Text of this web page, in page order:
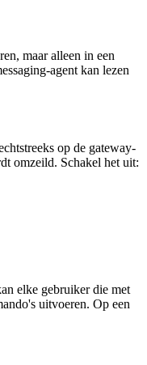
maar alleen in een
agentkan lezen
op de gateway-
omzeild. Schakel het uit:
elke gebruiker die met
uitvoeren. Op een